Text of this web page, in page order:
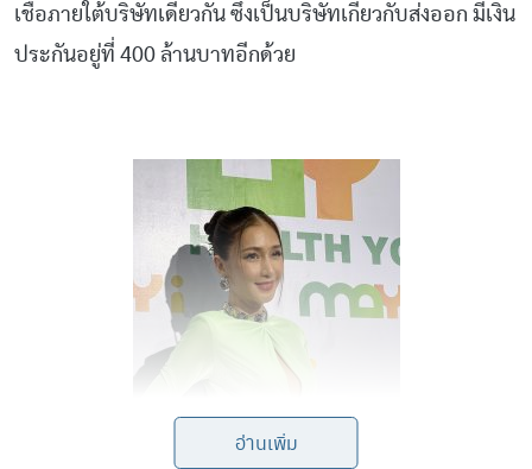
เชื่อภายใต้บริษัทเดียวกัน ซึ่งเป็นบริษัทเกี่ยวกับส่งออก มีเงิน
ประกันอยู่ที่ 400 ล้านบาทอีกด้วย
อ่านเพิ่ม